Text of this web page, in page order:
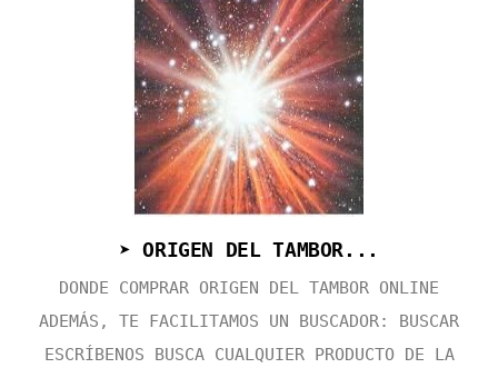
➤ ORIGEN DEL TAMBOR...
DONDE COMPRAR ORIGEN DEL TAMBOR ONLINE
ADEMÁS, TE FACILITAMOS UN BUSCADOR: BUSCAR
ESCRÍBENOS BUSCA CUALQUIER PRODUCTO DE LA